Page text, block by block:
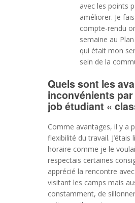
avec les points
améliorer. Je
compte-rendu
semaine au
qui était mon
sein de la
Quels sont les
inconvénients
job étudiant «
Comme avantages, il y a
flexibilité du travail. J’étais
horaire comme je le
respectais certaines
apprécié la rencontre
visitant les camps mais
constamment, de